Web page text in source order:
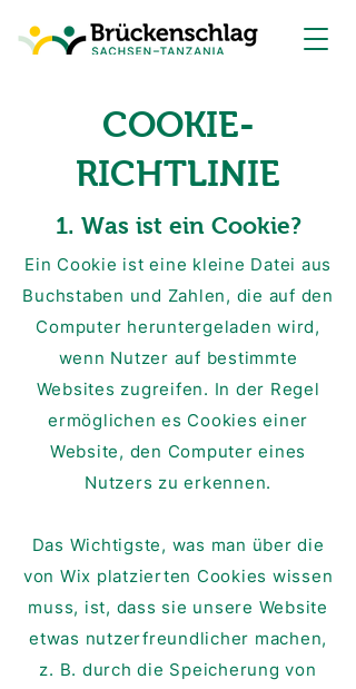
COOKIE-
RICHTLINIE
1. Was ist ein Cookie?
Ein Cookie ist eine kleine Datei aus
Buchstaben und Zahlen, die auf den
Computer heruntergeladen wird,
wenn Nutzer auf bestimmte
Websites zugreifen. In der Regel
ermöglichen es Cookies einer
Website, den Computer eines
Nutzers zu erkennen.
Das Wichtigste, was man über die
von Wix platzierten Cookies wissen
muss, ist, dass sie unsere Website
etwas nutzerfreundlicher machen,
z. B. durch die Speicherung von